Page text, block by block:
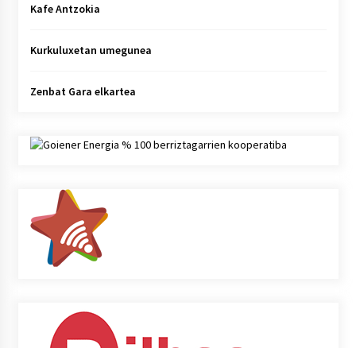
Kafe Antzokia
Kurkuluxetan umegunea
Zenbat Gara elkartea